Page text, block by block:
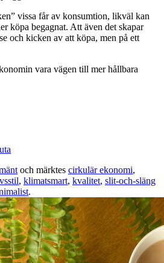
vissa får av konsumtion, likväl kan
köpa begagnat. Att även det skapar
och kicken av att köpa, men på ett
vara vägen till mer hållbara
och märktes cirkulär ekonomi,
, klimatsmart, kvalitet, slit-och-släng
.